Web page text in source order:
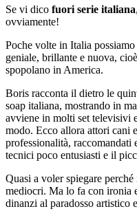
Se vi dico fuori serie italiana
ovviamente!
Poche volte in Italia
geniale, brillante e nuova,
spopolano in America.
Boris racconta il dietro le
soap italiana, mostrando in
avviene in molti set televisivi
modo. Ecco allora attori cani
professionalità, raccomandati
tecnici poco entusiasti e il
Quasi a voler spiegare
mediocri. Ma lo fa con ironia
dinanzi al paradosso artistico